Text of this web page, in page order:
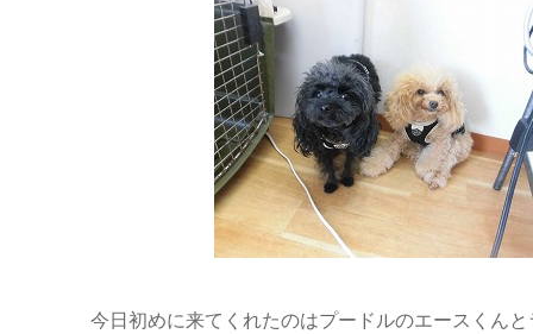
今日初めに来てくれたのはプードルのエースくん